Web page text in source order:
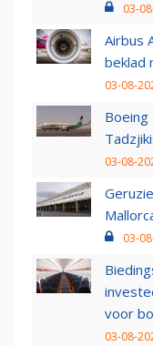
03-
Airbus
beklad
03-08-
Boeing
03-08-
03-
voor
03-08-